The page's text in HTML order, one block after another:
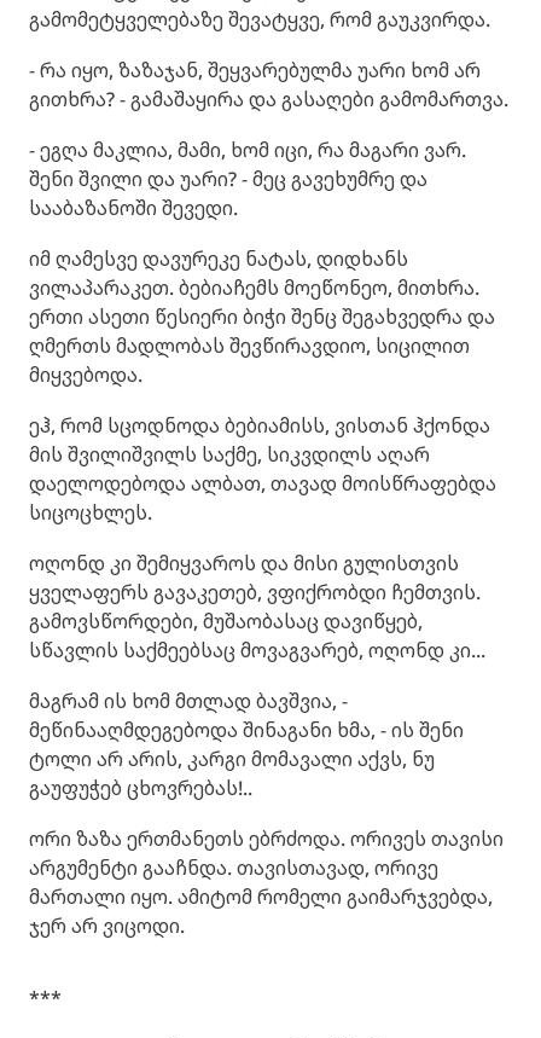
გამომეტყველებაზე შევატყვე, რომ გაუკვირდა.
- რა იყო, ზაზაჯან, შეყვარებულმა უარი ხომ არ
გითხრა? - გამაშაყირა და გასაღები გამომართვა.
- ეგღა მაკლია, მამი, ხომ იცი, რა მაგარი ვარ.
შენი შვილი და უარი? - მეც გავეხუმრე და
სააბაზანოში შევედი.
იმ ღამესვე დავურეკე ნატას, დიდხანს
ვილაპარაკეთ. ბებიაჩემს მოეწონეო, მითხრა.
ერთი ასეთი წესიერი ბიჭი შენც შეგახვედრა და
ღმერთს მადლობას შევწირავდიო, სიცილით
მიყვებოდა.
ეჰ, რომ სცოდნოდა ბებიამისს, ვისთან ჰქონდა
მის შვილიშვილს საქმე, სიკვდილს აღარ
დაელოდებოდა ალბათ, თავად მოისწრაფებდა
სიცოცხლეს.
ოღონდ კი შემიყვაროს და მისი გულისთვის
ყველაფერს გავაკეთებ, ვფიქრობდი ჩემთვის.
გამოვსწორდები, მუშაობასაც დავიწყებ,
სწავლის საქმეებსაც მოვაგვარებ, ოღონდ კი...
მაგრამ ის ხომ მთლად ბავშვია, -
მეწინააღმდეგებოდა შინაგანი ხმა, - ის შენი
ტოლი არ არის, კარგი მომავალი აქვს, ნუ
გაუფუჭებ ცხოვრებას!..
ორი ზაზა ერთმანეთს ებრძოდა. ორივეს თავისი
არგუმენტი გააჩნდა. თავისთავად, ორივე
მართალი იყო. ამიტომ რომელი გაიმარჯვებდა,
ჯერ არ ვიცოდი.
***